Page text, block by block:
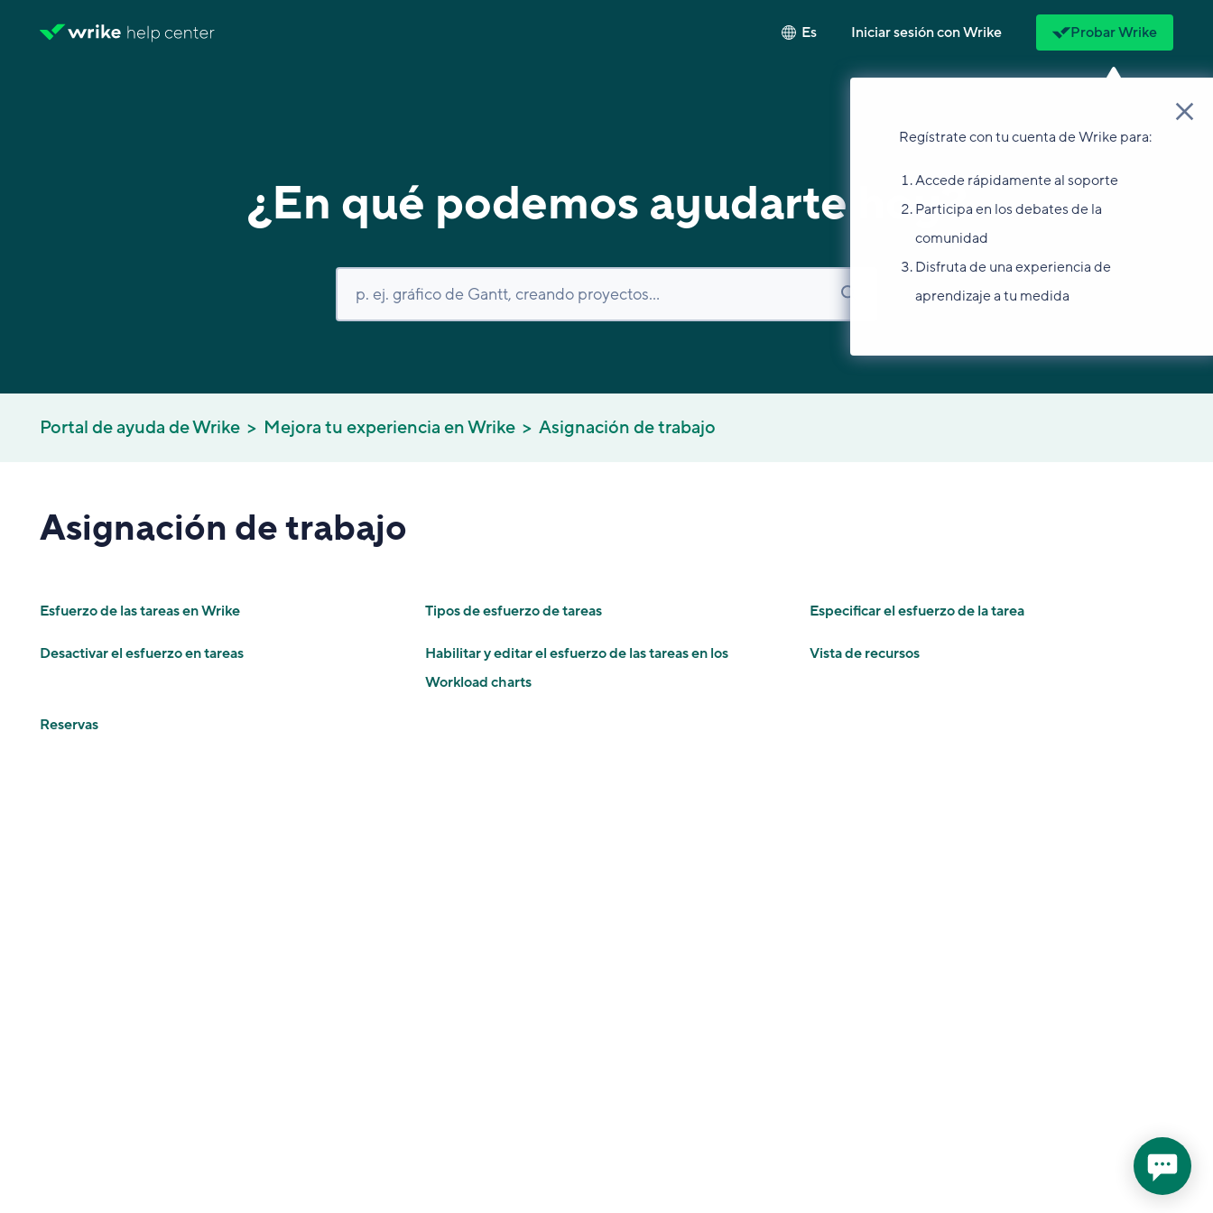
Es Iniciar sesión con Wrike Probar Wrike
Regístrate con tu cuenta de Wrike para:
Accede rápidamente al soporte
Participa en los debates de la
comunidad
Disfruta de una experiencia de
aprendizaje a tu medida
¿En qué podemos ayudarte hoy?
Portal de ayuda de Wrike Mejora tu experiencia en Wrike Asignación de trabajo
Asignación de trabajo
Esfuerzo de las tareas en Wrike Tipos de esfuerzo de tareas Especificar el esfuerzo de la tarea
Desactivar el esfuerzo en tareas
Habilitar y editar el esfuerzo de las tareas en los
Workload charts
Vista de recursos
Reservas